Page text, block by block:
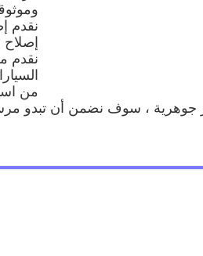
ورشة
كهربائي
ميكانيكي
خدمة
على
الطريق
مغلقة
نقدم
نقدم
من
جوهرية ، سوف نضمن أن تبدو